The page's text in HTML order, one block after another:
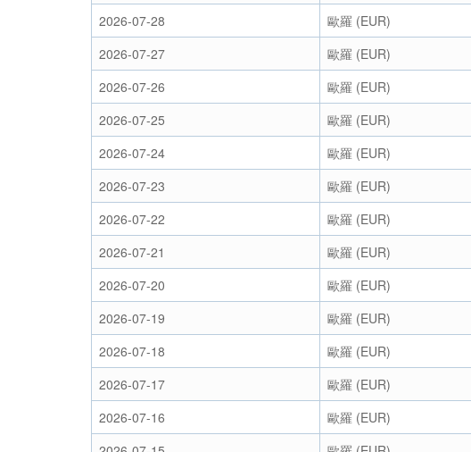
2026-07-28
歐羅 (EUR)
2026-07-27
歐羅 (EUR)
2026-07-26
歐羅 (EUR)
2026-07-25
歐羅 (EUR)
2026-07-24
歐羅 (EUR)
2026-07-23
歐羅 (EUR)
2026-07-22
歐羅 (EUR)
2026-07-21
歐羅 (EUR)
2026-07-20
歐羅 (EUR)
2026-07-19
歐羅 (EUR)
2026-07-18
歐羅 (EUR)
2026-07-17
歐羅 (EUR)
2026-07-16
歐羅 (EUR)